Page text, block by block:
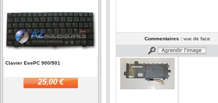
Clavier EeePC 900/901
25,00 €
Commentaires :vue de face